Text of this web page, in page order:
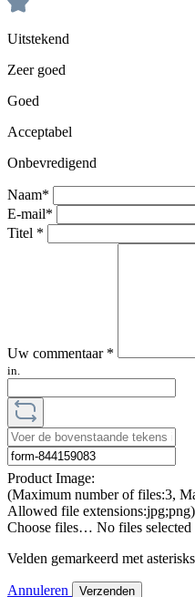
Uitstekend
Zeer goed
Goed
Acceptabel
Onbevredigend
Naam*
E-mail*
Titel *
Uw commentaar *
in.
Product Image:
(Maximum number of files:3,
Allowed file extensions:jpg;png)
Choose files… No files selected
Velden gemarkeerd met
Annuleren Verzenden